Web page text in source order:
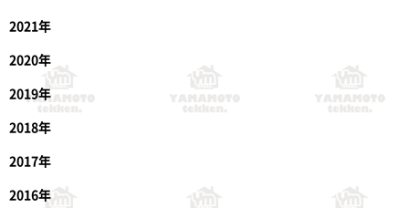
2021年
2020年
2019年
2018年
2017年
2016年